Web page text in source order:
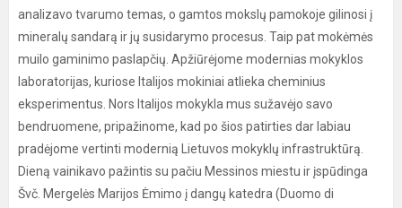
analizavo tvarumo temas, o gamtos mokslų pamokoje gilinosi į
mineralų sandarą ir jų susidarymo procesus. Taip pat mokėmės
muilo gaminimo paslapčių. Apžiūrėjome modernias mokyklos
laboratorijas, kuriose Italijos mokiniai atlieka cheminius
eksperimentus. Nors Italijos mokykla mus sužavėjo savo
bendruomene, pripažinome, kad po šios patirties dar labiau
pradėjome vertinti modernią Lietuvos mokyklų infrastruktūrą.
Dieną vainikavo pažintis su pačiu Messinos miestu ir įspūdinga
Švč. Mergelės Marijos Ėmimo į dangų katedra (Duomo di